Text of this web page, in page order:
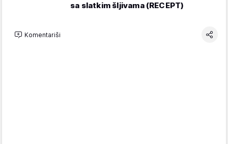
sa slatkim šljivama (RECEPT)
Komentariši